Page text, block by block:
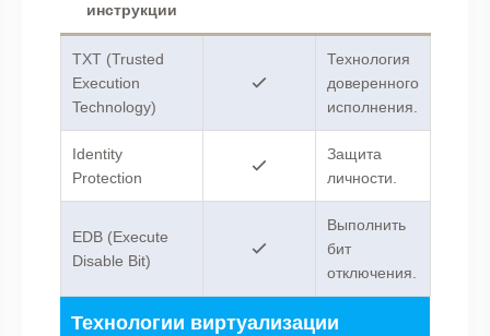
инструкции
TXT (Trusted
Execution
Technology)
Технология
доверенного
исполнения.
Identity
Protection
Защита
личности.
EDB (Execute
Disable Bit)
Выполнить
бит
отключения.
Технологии виртуализации